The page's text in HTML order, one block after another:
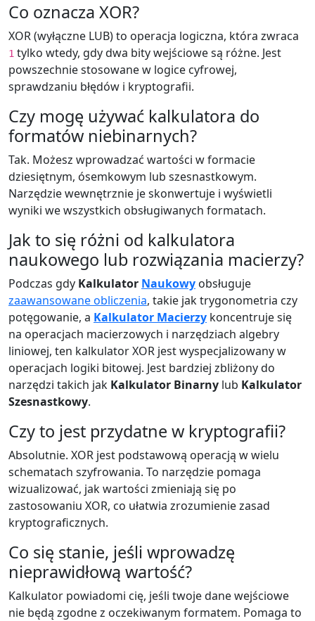
Co oznacza XOR?
XOR (wyłączne LUB) to operacja logiczna, która zwraca
1 tylko wtedy, gdy dwa bity wejściowe są różne. Jest
powszechnie stosowane w logice cyfrowej,
sprawdzaniu błędów i kryptografii.
Czy mogę używać kalkulatora do
formatów niebinarnych?
Tak. Możesz wprowadzać wartości w formacie
dziesiętnym, ósemkowym lub szesnastkowym.
Narzędzie wewnętrznie je skonwertuje i wyświetli
wyniki we wszystkich obsługiwanych formatach.
Jak to się różni od kalkulatora
naukowego lub rozwiązania macierzy?
Podczas gdy Kalkulator Naukowy obsługuje
zaawansowane obliczenia, takie jak trygonometria czy
potęgowanie, a Kalkulator Macierzy koncentruje się
na operacjach macierzowych i narzędziach algebry
liniowej, ten kalkulator XOR jest wyspecjalizowany w
operacjach logiki bitowej. Jest bardziej zbliżony do
narzędzi takich jak Kalkulator Binarny lub Kalkulator
Szesnastkowy.
Czy to jest przydatne w kryptografii?
Absolutnie. XOR jest podstawową operacją w wielu
schematach szyfrowania. To narzędzie pomaga
wizualizować, jak wartości zmieniają się po
zastosowaniu XOR, co ułatwia zrozumienie zasad
kryptograficznych.
Co się stanie, jeśli wprowadzę
nieprawidłową wartość?
Kalkulator powiadomi cię, jeśli twoje dane wejściowe
nie będą zgodne z oczekiwanym formatem. Pomaga to